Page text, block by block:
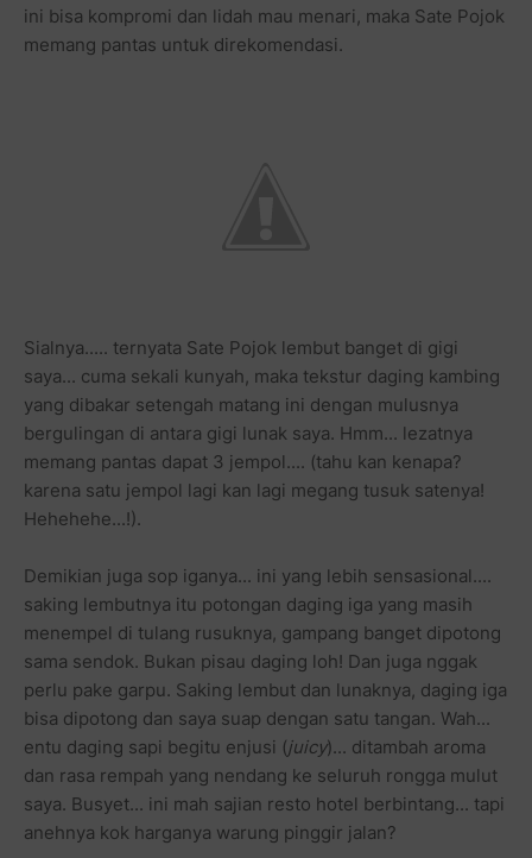
ini bisa kompromi dan lidah mau menari, maka Sate Pojok
memang pantas untuk direkomendasi.
Sialnya..... ternyata Sate Pojok lembut banget di gigi
saya... cuma sekali kunyah, maka tekstur daging kambing
yang dibakar setengah matang ini dengan mulusnya
bergulingan di antara gigi lunak saya. Hmm... lezatnya
memang pantas dapat 3 jempol.... (tahu kan kenapa?
karena satu jempol lagi kan lagi megang tusuk satenya!
Hehehehe...!).
Demikian juga sop iganya... ini yang lebih sensasional....
saking lembutnya itu potongan daging iga yang masih
menempel di tulang rusuknya, gampang banget dipotong
sama sendok. Bukan pisau daging loh! Dan juga nggak
perlu pake garpu. Saking lembut dan lunaknya, daging iga
bisa dipotong dan saya suap dengan satu tangan. Wah...
entu daging sapi begitu enjusi (juicy)... ditambah aroma
dan rasa rempah yang nendang ke seluruh rongga mulut
saya. Busyet... ini mah sajian resto hotel berbintang... tapi
anehnya kok harganya warung pinggir jalan?